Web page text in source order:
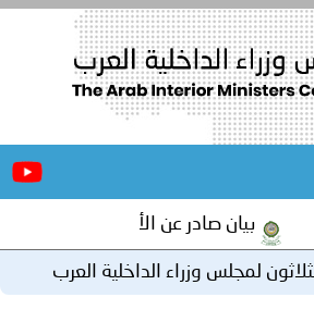
العامة لمجلس وزراء الداخلية
الداخلية العرب